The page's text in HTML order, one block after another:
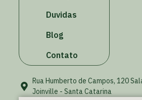
Duvidas
Blog
Contato
Rua Humberto de Campos, 120
Joinville - Santa Catarina